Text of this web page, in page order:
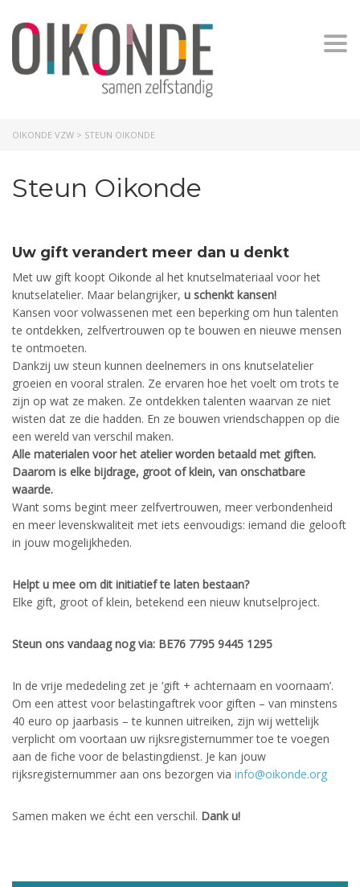
OIKONDE VZW > STEUN OIKONDE
Steun Oikonde
Uw gift verandert meer dan u denkt
Met uw gift koopt Oikonde al het knutselmateriaal voor het
knutselatelier. Maar belangrijker, u schenkt kansen!
Kansen voor volwassenen met een beperking om hun talenten
te ontdekken, zelfvertrouwen op te bouwen en nieuwe mensen
te ontmoeten.
Dankzij uw steun kunnen deelnemers in ons knutselatelier
groeien en vooral stralen. Ze ervaren hoe het voelt om trots te
zijn op wat ze maken. Ze ontdekken talenten waarvan ze niet
wisten dat ze die hadden. En ze bouwen vriendschappen op die
een wereld van verschil maken.
Alle materialen voor het atelier worden betaald met giften.
Daarom is elke bijdrage, groot of klein, van onschatbare
waarde.
Want soms begint meer zelfvertrouwen, meer verbondenheid
en meer levenskwaliteit met iets eenvoudigs: iemand die gelooft
in jouw mogelijkheden.
Helpt u mee om dit initiatief te laten bestaan?
Elke gift, groot of klein, betekend een nieuw knutselproject.
Steun ons vandaag nog via: BE76 7795 9445 1295
In de vrije mededeling zet je ‘gift + achternaam en voornaam’.
Om een attest voor belastingaftrek voor giften – van minstens
40 euro op jaarbasis – te kunnen uitreiken, zijn wij wettelijk
verplicht om voortaan uw rijksregisternummer toe te voegen
aan de fiche voor de belastingdienst. Je kan jouw
rijksregisternummer aan ons bezorgen via info@oikonde.org
Samen maken we écht een verschil. Dank u!